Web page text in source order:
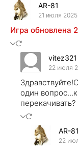
AR-81
21 июля
Игра обновлена
vitez321
22 июля
один
перекачивать?
AR-81
22